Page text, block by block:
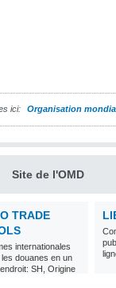
ici: Organisation
Site de l'OMD
TRADE
internationales
douanes en un
SH, Origine